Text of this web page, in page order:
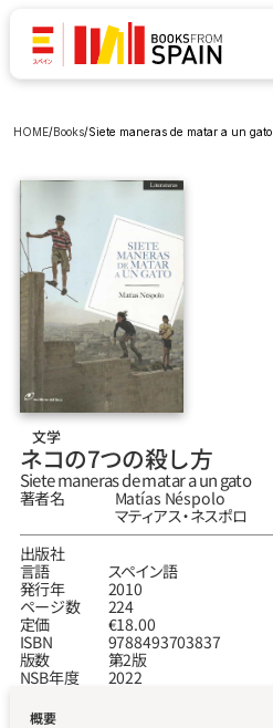
HOME/Books/Siete maneras de matar a un gato
文学
ネコの7つの殺し方
Siete maneras de matar a un gato
著者名
Matías Néspolo
マティアス‧ネスポロ
出版社
言語
スペイン語
発行年
2010
ページ数
224
定価
€18.00
ISBN
9788493703837
版数
第2版
NSB年度
2022
概要